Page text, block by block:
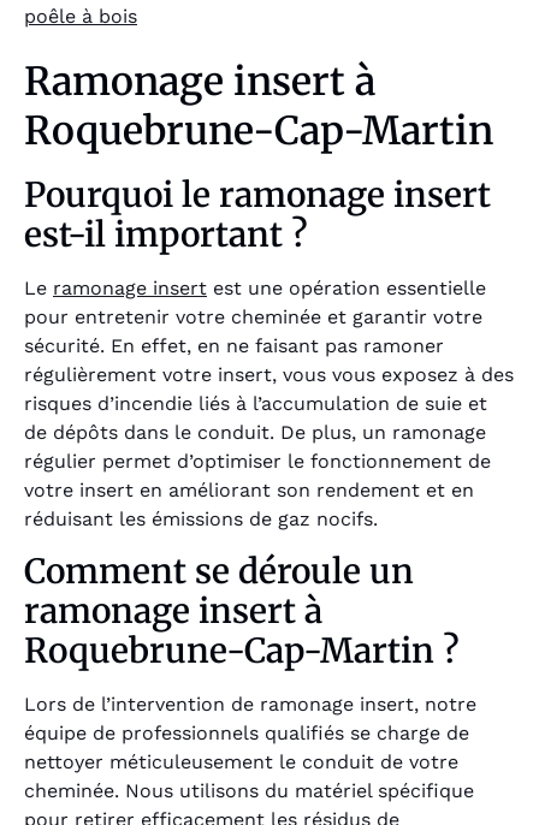
poêle à bois
Ramonage insert à
Roquebrune-Cap-Martin
Pourquoi le ramonage insert
est-il important ?
Le ramonage insert est une opération essentielle
pour entretenir votre cheminée et garantir votre
sécurité. En effet, en ne faisant pas ramoner
régulièrement votre insert, vous vous exposez à des
risques d’incendie liés à l’accumulation de suie et
de dépôts dans le conduit. De plus, un ramonage
régulier permet d’optimiser le fonctionnement de
votre insert en améliorant son rendement et en
réduisant les émissions de gaz nocifs.
Comment se déroule un
ramonage insert à
Roquebrune-Cap-Martin ?
Lors de l’intervention de ramonage insert, notre
équipe de professionnels qualifiés se charge de
nettoyer méticuleusement le conduit de votre
cheminée. Nous utilisons du matériel spécifique
pour retirer efficacement les résidus de